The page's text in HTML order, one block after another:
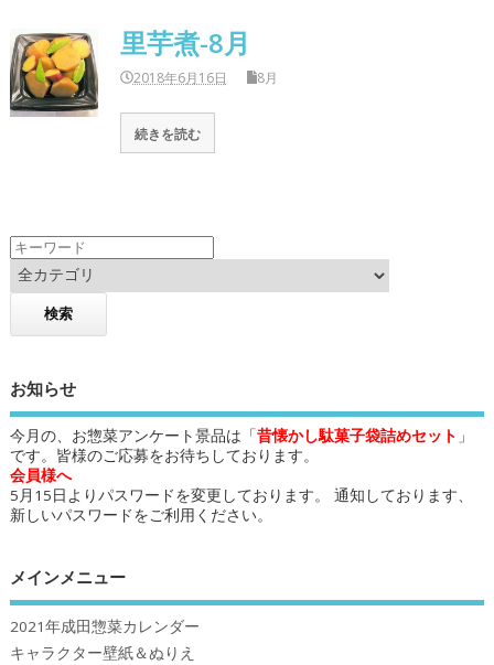
里芋煮-8月
2018年6月16日 8月
続きを読む
お知らせ
今月の、お惣菜アンケート景品は「昔懐かし駄菓子袋詰めセット 」
です。皆様のご応募をお待ちしております。
会員様へ
5月15日よりパスワードを変更しております。 通知しております、
新しいパスワードをご利用ください。
メインメニュー
2021年成田惣菜カレンダー
キャラクター壁紙＆ぬりえ